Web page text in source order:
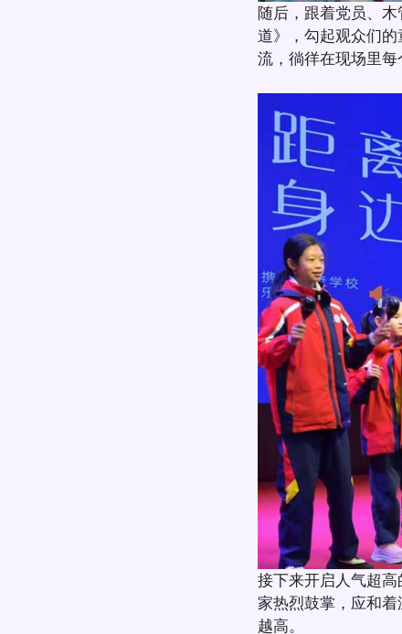
随后，跟着党员、
道》，勾起观众们
流，徜徉在现场里每
接下来开启人气超
家热烈鼓掌，应和
越高。